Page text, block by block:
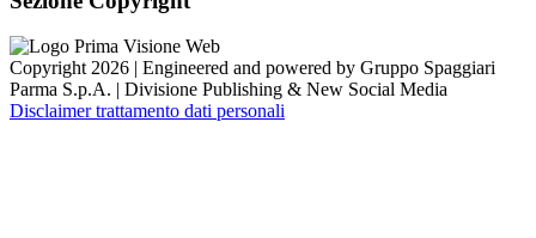
Copyright 2026 | Engineered and powered by Gruppo Spaggiari
Parma S.p.A. | Divisione Publishing & New Social Media
Disclaimer trattamento dati personali